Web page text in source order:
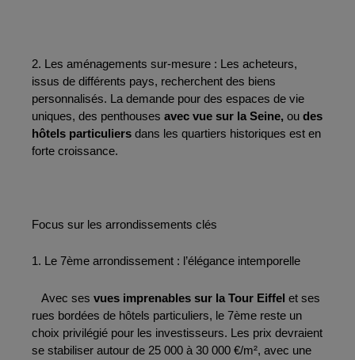
2. Les aménagements sur-mesure : Les acheteurs,
issus de différents pays, recherchent des biens
personnalisés. La demande pour des espaces de vie
uniques, des penthouses avec vue sur la Seine, ou des
hôtels particuliers dans les quartiers historiques est en
forte croissance.
Focus sur les arrondissements clés
1. Le 7ème arrondissement : l’élégance intemporelle
Avec ses vues imprenables sur la Tour Eiffel et ses
rues bordées de hôtels particuliers, le 7ème reste un
choix privilégié pour les investisseurs. Les prix devraient
se stabiliser autour de 25 000 à 30 000 €/m², avec une